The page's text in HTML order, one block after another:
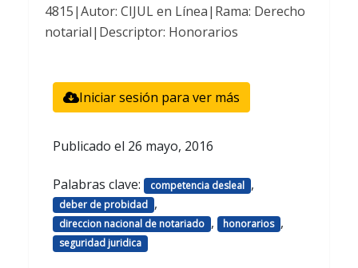
4815|Autor: CIJUL en Línea|Rama: Derecho
notarial|Descriptor: Honorarios
Iniciar sesión para ver más
Publicado el 26 mayo, 2016
Palabras clave: competencia desleal ,
deber de probidad ,
direccion nacional de notariado , honorarios ,
seguridad juridica